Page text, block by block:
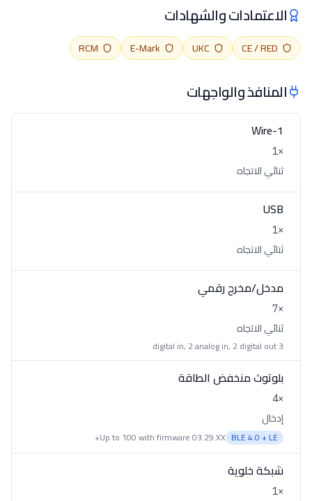
الاعتمادات والشهادات
CE / RED
UKC
E-Mark
RCM
المنافذ والواجهات
1-Wire
×1
ثنائي الاتجاه
USB
×1
ثنائي الاتجاه
مدخل/مخرج رقمي
×7
ثنائي الاتجاه
3 digital in, 2 analog in, 2 digital out
بلوتوث منخفض الطاقة
×4
إدخال
BLE 4.0 + LE
Up to 100 with firmware 03.29.XX+
شبكة خلوية
×1